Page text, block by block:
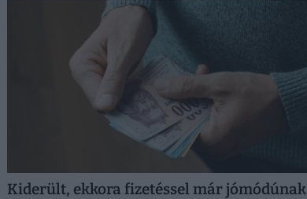
energiaválság kezelése érdekében.
Kiderült, ekkora fizetéssel már jómódúnak